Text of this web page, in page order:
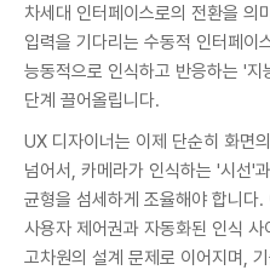
차세대 인터페이스로의 전환을 의
입력을 기다리는 수동적 인터페이
능동적으로 인식하고 반응하는 '
단계 끌어올립니다.
UX 디자이너는 이제 단순히 화면
넘어서, 카메라가 인식하는 '시선'
균형을 섬세하게 조율해야 합니다
사용자 제어권과 자동화된 인식
고차원의 설계 문제로 이어지며,